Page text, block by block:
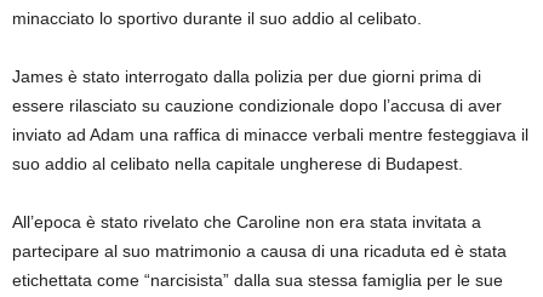
minacciato lo sportivo durante il suo addio al celibato.
James è stato interrogato dalla polizia per due giorni prima di
essere rilasciato su cauzione condizionale dopo l’accusa di aver
inviato ad Adam una raffica di minacce verbali mentre festeggiava il
suo addio al celibato nella capitale ungherese di Budapest.
All’epoca è stato rivelato che Caroline non era stata invitata a
partecipare al suo matrimonio a causa di una ricaduta ed è stata
etichettata come “narcisista” dalla sua stessa famiglia per le sue